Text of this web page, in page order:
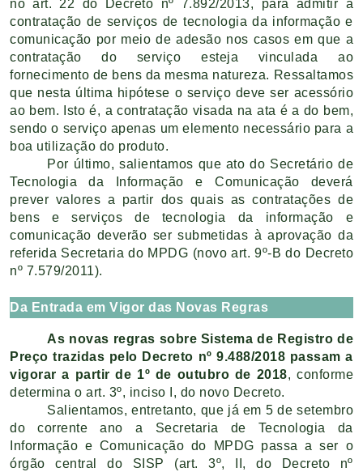
no art. 22 do Decreto nº 7.892/2013, para admitir a
contratação de serviços de tecnologia da informação e
comunicação por meio de adesão nos casos em que a
contratação do serviço esteja vinculada ao
fornecimento de bens da mesma natureza. Ressaltamos
que nesta última hipótese o serviço deve ser acessório
ao bem. Isto é, a contratação visada na ata é a do bem,
sendo o serviço apenas um elemento necessário para a
boa utilização do produto.
Por último, salientamos que ato do Secretário de
Tecnologia da Informação e Comunicação deverá
prever valores a partir dos quais as contratações de
bens e serviços de tecnologia da informação e
comunicação deverão ser submetidas à aprovação da
referida Secretaria do MPDG (novo art. 9º-B do Decreto
nº 7.579/2011).
Da Entrada em Vigor das Novas Regras
As novas regras sobre Sistema de Registro de
Preço trazidas pelo Decreto nº 9.488/2018 passam a
vigorar a partir de 1º de outubro de 2018, conforme
determina o art. 3º, inciso I, do novo Decreto.
Salientamos, entretanto, que já em 5 de setembro
do corrente ano a Secretaria de Tecnologia da
Informação e Comunicação do MPDG passa a ser o
órgão central do SISP (art. 3º, II, do Decreto nº